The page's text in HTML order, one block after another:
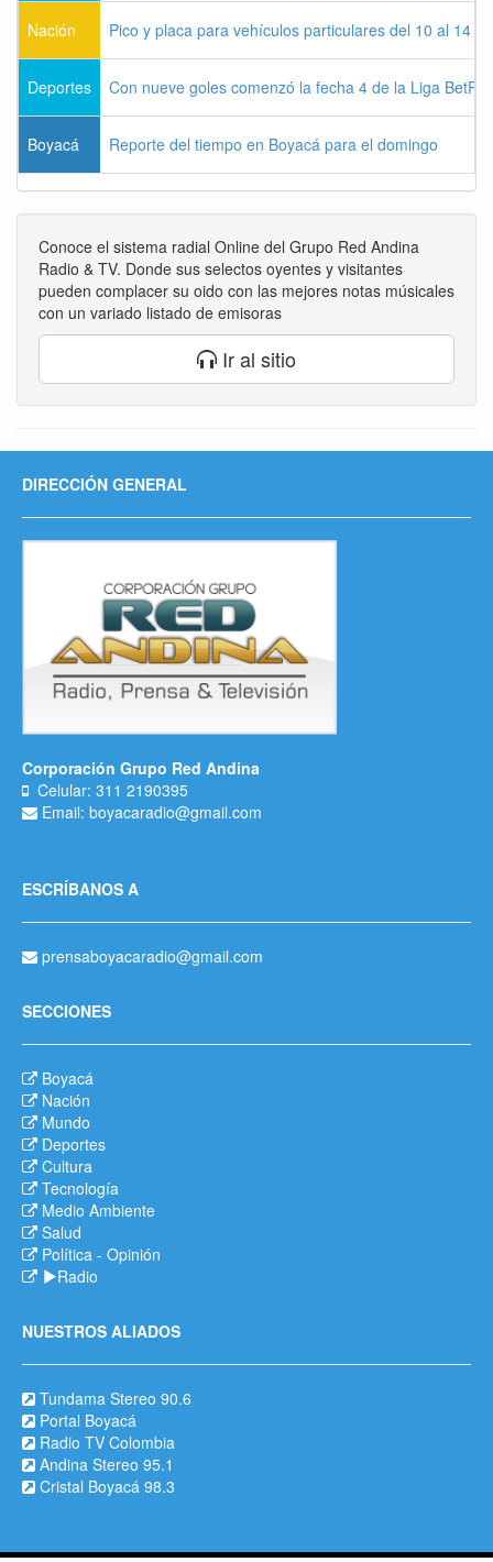
Nación Pico y placa para vehículos particulares del 10 al 14
Deportes Con nueve goles comenzó la fecha 4 de la Liga
Boyacá Reporte del tiempo en Boyacá para el domingo
Conoce el sistema radial Online del Grupo Red Andina
Radio & TV. Donde sus selectos oyentes y visitantes
pueden complacer su oido con las mejores notas músicales
con un variado listado de emisoras
Ir al sitio
DIRECCIÓN GENERAL
Corporación Grupo Red Andina
Celular: 311 2190395
Email: boyacaradio@gmail.com
ESCRÍBANOS A
prensaboyacaradio@gmail.com
SECCIONES
Boyacá
Nación
Mundo
Deportes
Cultura
Tecnología
Medio Ambiente
Salud
Política - Opinión
Radio
NUESTROS ALIADOS
Tundama Stereo 90.6
Portal Boyacá
Radio TV Colombia
Andina Stereo 95.1
Cristal Boyacá 98.3